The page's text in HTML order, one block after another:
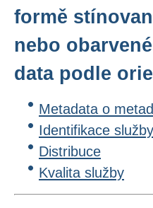
formě
nebo
data podle
Metadata o
Identifikace služby
Distribuce
Kvalita služby